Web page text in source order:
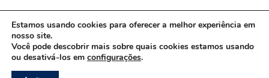
Copyright © 2026 www.ACORDA DF
Estamos usando cookies para oferecer a melhor experiência em
nosso site.
Você pode descobrir mais sobre quais cookies estamos usando
ou desativá-los em configurações.